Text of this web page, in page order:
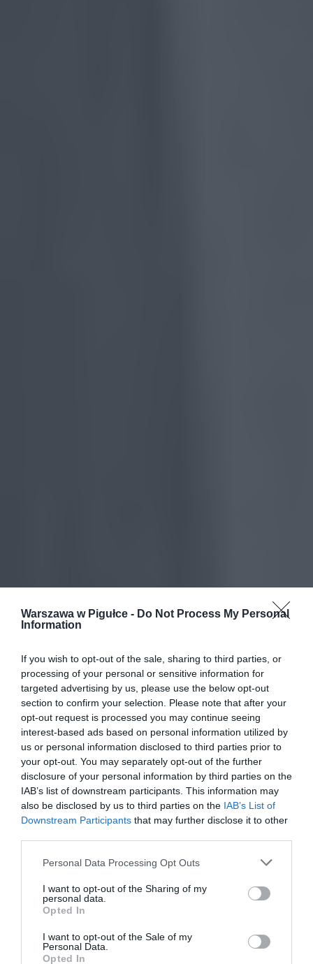
Warszawa w Pigułce - Do Not Process My Personal
Information
If you wish to opt-out of the sale, sharing to third parties, or
processing of your personal or sensitive information for
targeted advertising by us, please use the below opt-out
section to confirm your selection. Please note that after your
opt-out request is processed you may continue seeing
interest-based ads based on personal information utilized by
us or personal information disclosed to third parties prior to
your opt-out. You may separately opt-out of the further
disclosure of your personal information by third parties on the
IAB’s list of downstream participants. This information may
also be disclosed by us to third parties on the IAB’s List of
Downstream Participants that may further disclose it to other
Personal Data Processing Opt Outs
I want to opt-out of the Sharing of my
personal data.
Opted In
I want to opt-out of the Sale of my
Personal Data.
Opted In